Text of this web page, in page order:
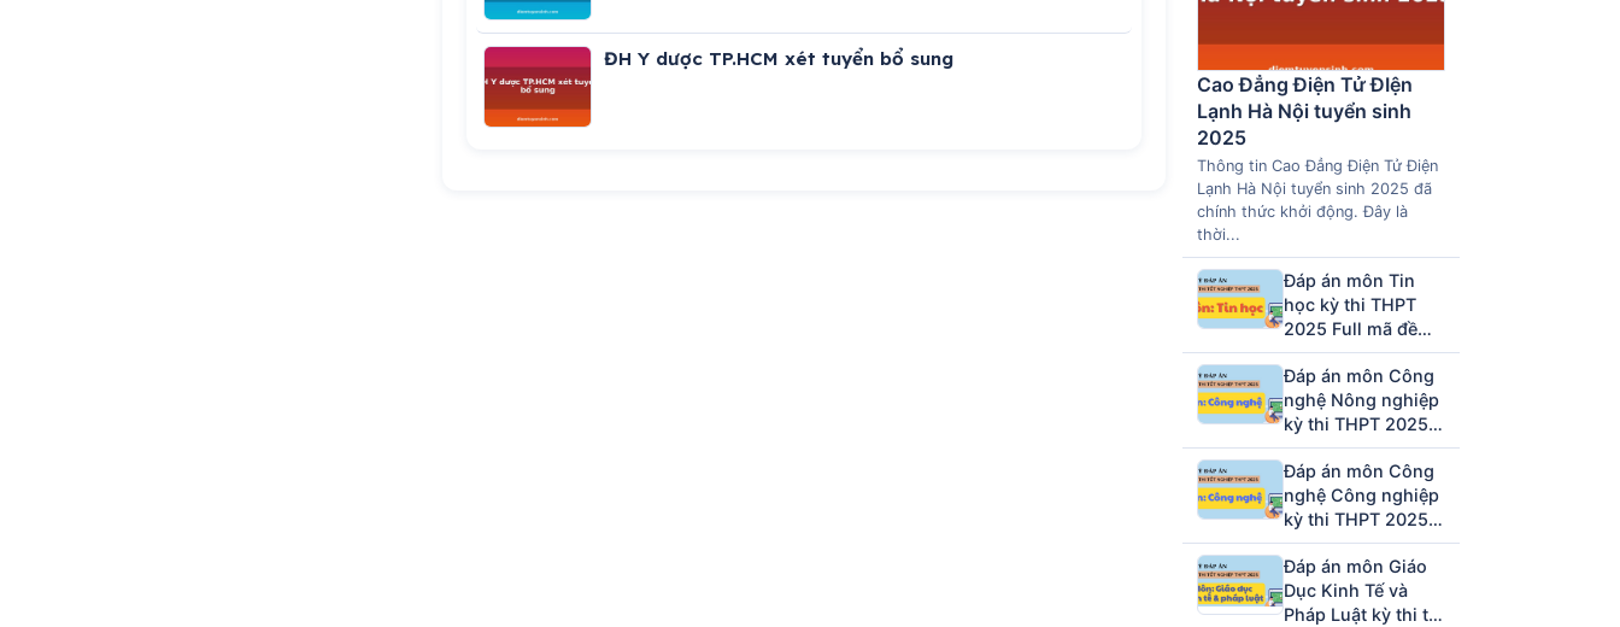
ĐH Y dược TP.HCM xét tuyển bổ sung
Cao Đẳng Điện Tử ĐIện
Lạnh Hà Nội tuyển sinh
2025
Thông tin Cao Đẳng Điện Tử Điện
Lạnh Hà Nội tuyển sinh 2025 đã
chính thức khởi động. Đây là
thời...
Đáp án môn Tin
học kỳ thi THPT
2025 Full mã đề
(tham khảo)
Đáp án môn Công
nghệ Nông nghiệp
kỳ thi THPT 2025
full mã đề (tham
khảo)
Đáp án môn Công
nghệ Công nghiệp
kỳ thi THPT 2025
full mã đề (tham
khảo)
Đáp án môn Giáo
Dục Kinh Tế và
Pháp Luật kỳ thi tốt